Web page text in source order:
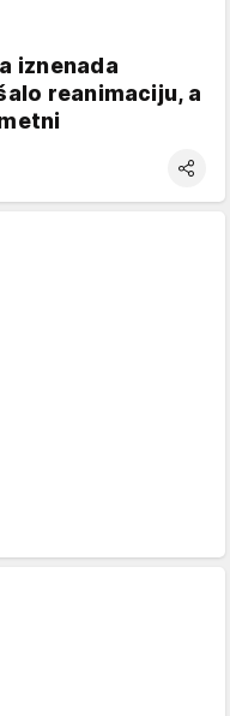
iznenada
reanimaciju, a